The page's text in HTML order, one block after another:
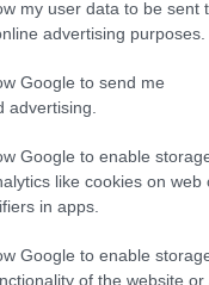
my user data to be sent
advertising purposes.
Google to send me
advertising.
Google to enable
like cookies on web
in apps.
Google to enable
of the website or
ρεπορτάζ της